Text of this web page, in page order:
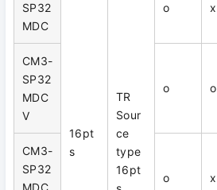
SP32
MDC
16pt
s
TR
Sour
ce
type
16pt
o x
CM3-
SP32
MDC
V
o o
CM3-
SP32
o x